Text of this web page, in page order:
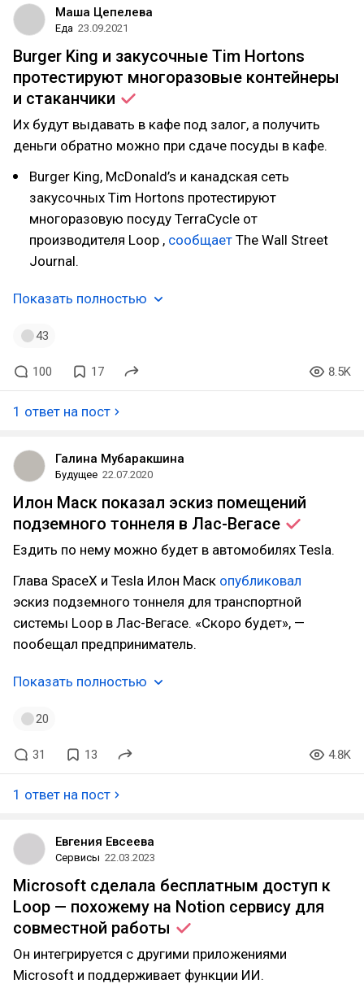
Маша Цепелева
Еда 23.09.2021
Burger King и закусочные Tim Hortons
протестируют многоразовые контейнеры
и стаканчики
Их будут выдавать в кафе под залог, а получить
деньги обратно можно при сдаче посуды в кафе.
Burger King, McDonald’s и канадская сеть
закусочных Tim Hortons протестируют
многоразовую посуду TerraCycle от
производителя Loop , сообщает The Wall Street
Journal.
Показать полностью
43
100 17 8.5K
1 ответ на пост
Галина Мубаракшина
Будущее 22.07.2020
Илон Маск показал эскиз помещений
подземного тоннеля в Лас-Вегасе
Ездить по нему можно будет в автомобилях Tesla.
Глава SpaceX и Tesla Илон Маск опубликовал
эскиз подземного тоннеля для транспортной
системы Loop в Лас-Вегасе. «Скоро будет», —
пообещал предприниматель.
Показать полностью
20
31 13 4.8K
1 ответ на пост
Евгения Евсеева
Сервисы 22.03.2023
Microsoft сделала бесплатным доступ к
Loop — похожему на Notion сервису для
совместной работы
Он интегрируется с другими приложениями
Microsoft и поддерживает функции ИИ.